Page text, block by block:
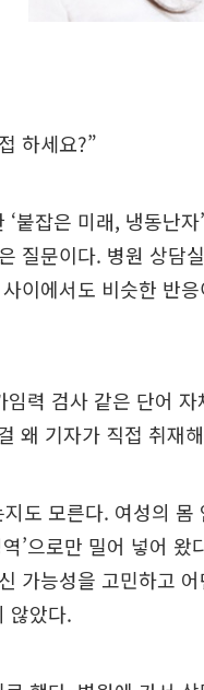
하세요?”
붙잡은 미래, 냉동난
질문이다. 병원 상담
이에서도 비슷한 반
력 검사 같은 단어
왜 기자가 직접 취재
도 모른다. 여성의
’으로만 밀어 넣어
가능성을 고민하고
않았다.